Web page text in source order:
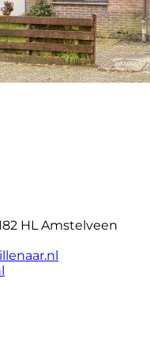
HL Amstelveen